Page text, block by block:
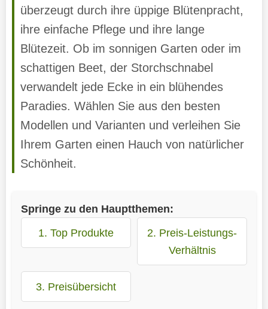
überzeugt durch ihre üppige Blütenpracht,
ihre einfache Pflege und ihre lange
Blütezeit. Ob im sonnigen Garten oder im
schattigen Beet, der Storchschnabel
verwandelt jede Ecke in ein blühendes
Paradies. Wählen Sie aus den besten
Modellen und Varianten und verleihen Sie
Ihrem Garten einen Hauch von natürlicher
Schönheit.
Springe zu den Hauptthemen:
1. Top Produkte
2. Preis-Leistungs-
Verhältnis
3. Preisübersicht